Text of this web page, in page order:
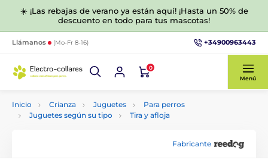
☀️ ¡Las rebajas de verano ya están aquí! ¡Hasta un 50% de
descuento en todo para tus mascotas!
Llámanos (Mo-Fr 8-16) +34900963443
0
Menú
Inicio Crianza Juguetes
Para perros
Juguetes según su tipo
Tira y afloja
Fabricante